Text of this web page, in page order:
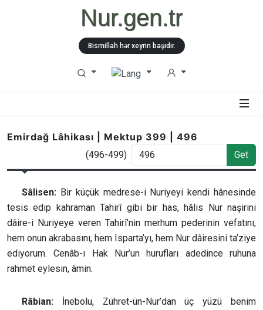
Nur.gen.tr
Bismillah hər xeyrin başıdır.
Emirdağ Lâhikası | Mektup 399 | 496
(496-499) Get
Sâlisen: Bir küçük medrese-i Nuriyeyi kendi hânesinde
tesis edip kahraman Tahirî gibi bir has, hâlis Nur naşirini
dâire-i Nuriyeye veren Tahirî’nin merhum pederinin vefatını,
hem onun akrabasını, hem Isparta’yı, hem Nur dâiresini ta’ziye
ediyorum. Cenâb-ı Hak Nur’un hurufları adedince ruhuna
rahmet eylesin, âmin.
Râbian: İnebolu, Zühret-ün-Nur’dan üç yüzü benim